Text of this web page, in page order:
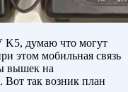
K5, думаю что могут
этом мобильная связь
вышек на
Вот так возник план